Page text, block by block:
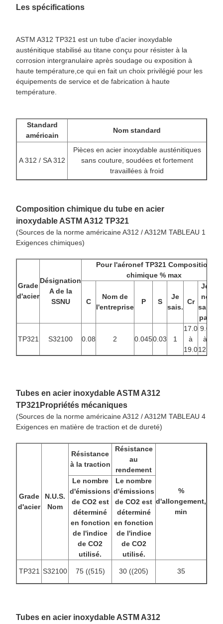
Les spécifications
ASTM A312 TP321 est un tube d'acier inoxydable
austénitique stabilisé au titane conçu pour résister à la
corrosion intergranulaire après soudage ou exposition à
haute température,ce qui en fait un choix privilégié pour les
équipements de service et de fabrication à haute
température.
Standard
américain
Nom standard
A 312 / SA 312
Pièces en acier inoxydable austénitiques
sans couture, soudées et fortement
travaillées à froid
Composition chimique du tube en acier
inoxydable ASTM A312 TP321
(Sources de la norme américaine A312 / A312M TABLEAU 1
Exigences chimiques)
Grade
d'acier
Désignation
A de la
SSNU
Pour l'aéronef TP321 Composition
chimique % max
C
Nom de
l'entreprise
P S
Je
sais.
Cr
Je
ne
sais
pas
TP321 S32100 0.08 2 0.0450.03 1
17.0
à
19.0
9.0
à
12.0
Tubes en acier inoxydable ASTM A312
TP321Propriétés mécaniques
(Sources de la norme américaine A312 / A312M TABLEAU 4
Exigences en matière de traction et de dureté)
Grade
d'acier
N.U.S.
Nom
Résistance
à la traction
Résistance
au
rendement
%
d'allongement,
min
Le nombre
d'émissions
de CO2 est
déterminé
en fonction
de l'indice
de CO2
utilisé.
Le nombre
d'émissions
de CO2 est
déterminé
en fonction
de l'indice
de CO2
utilisé.
TP321 S32100 75 ((515) 30 ((205) 35
Tubes en acier inoxydable ASTM A312